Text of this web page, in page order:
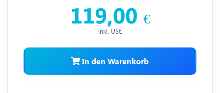
119,00 €
inkl. USt.
In den Warenkorb